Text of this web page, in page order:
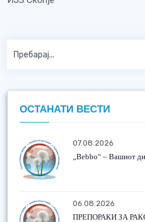
ОСТАНАТИ ВЕСТИ
07.08.2026
„Bebbo“ – Вашиот
06.08.2026
ПРЕПОРАКИ ЗА